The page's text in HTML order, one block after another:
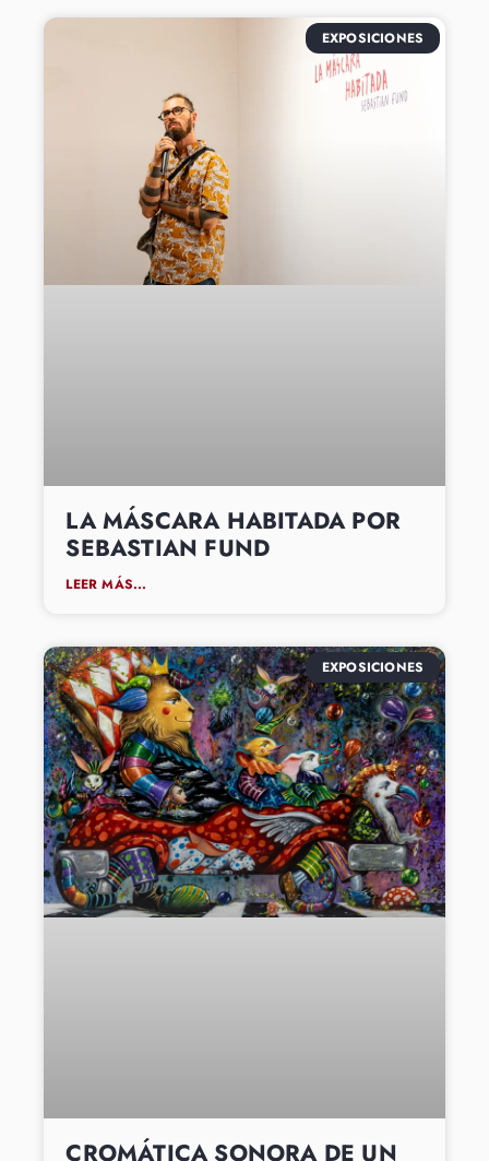
EXPOSICIONES
LA MÁSCARA HABITADA POR
SEBASTIAN FUND
LEER MÁS...
EXPOSICIONES
CROMÁTICA SONORA DE UN